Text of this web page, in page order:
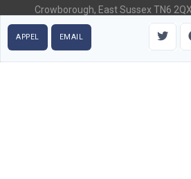
APPEL EMAIL
Crowborough, East Sussex TN6 2QX
United Kingdom
+33 (0) 6 15 85 99 32